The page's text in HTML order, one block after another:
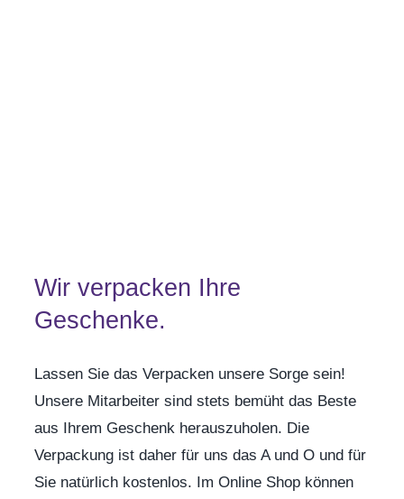
Wir verpacken Ihre
Geschenke.
Lassen Sie das Verpacken unsere Sorge sein!
Unsere Mitarbeiter sind stets bemüht das Beste
aus Ihrem Geschenk herauszuholen. Die
Verpackung ist daher für uns das A und O und für
Sie natürlich kostenlos. Im Online Shop können